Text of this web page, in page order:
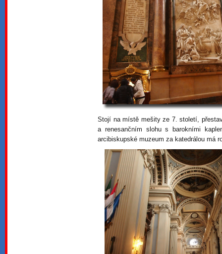
Stojí na místě mešity ze 7. století,
a renesančním slohu s barokními
arcibiskupské muzeum za katedrálou má